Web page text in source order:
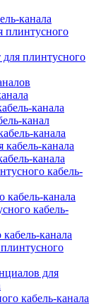
канала
плинтусного
плинтусного
канала
канал
канала
кабель-канала
канала
кабель-
кабель-канала
кабель-
канала
для
кабель-канала